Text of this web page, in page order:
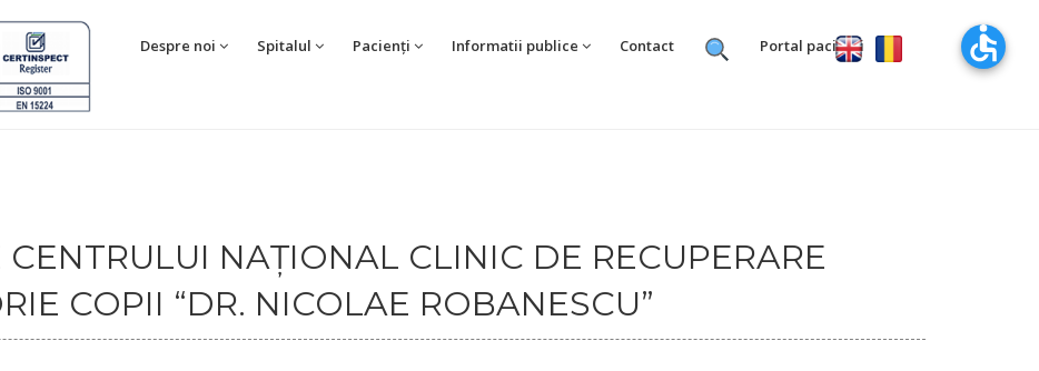
Despre noi Spitalul Pacienți Informatii publice Contact Portal pacienti
NAȚIONAL CLINIC DE RECUPERARE
COPII “DR. NICOLAE ROBANESCU”